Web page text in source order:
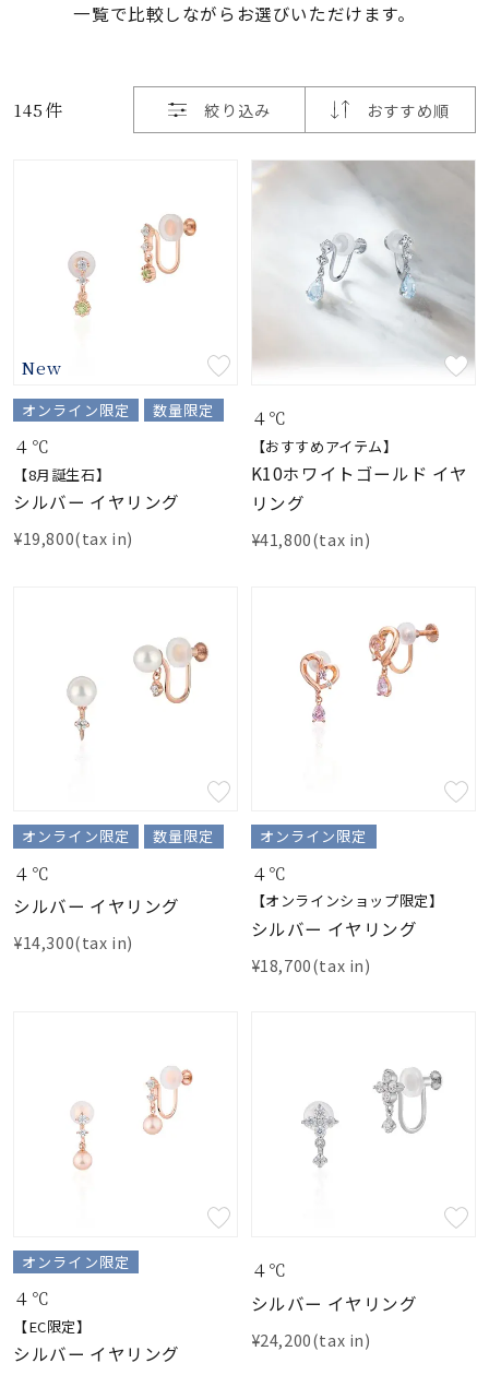
ファッションテイス
着用シーン
コレクション
レディース
リングサイズ
¥0
一覧で比較しながらお選びいただけます。
145件 絞り込み おすすめ順
New
オンライン限定 数量限定
４℃
【8月誕生石】
シルバー イヤリング
¥19,800(tax in)
４℃
【おすすめアイテム】
K10ホワイトゴールド イヤ
リング
¥41,800(tax in)
オンライン限定 数量限定
４℃
シルバー イヤリング
¥14,300(tax in)
オンライン限定
４℃
【オンラインショップ限定】
シルバー イヤリング
¥18,700(tax in)
オンライン限定
４℃
【EC限定】
シルバー イヤリング
４℃
シルバー イヤリング
¥24,200(tax in)